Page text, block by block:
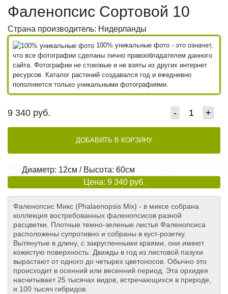
Фаленопсис Сортовой 10
Страна производитель: Нидерланды
100% уникальные фото - это означет,
что все фотографии сделаны лично правообладателем данного
сайта. Фотографии не стоковые и не взяты из других интернет
ресурсов. Каталог растений создавался год и ежедневно
пополняется только уникальными фотографиями.
9 340 руб. - +
ДОБАВИТЬ В КОРЗИНУ
Диаметр: 12см / Высота: 60см
Цена: 9 340 руб.
Фаленопсис Микс (Phalaenopsis Mix) - в миксе собрана
коллекция востребованных фаленопсисов разной
расцветки. Плотные темно-зеленые листья Фаленопсиса
расположены супротивно и собраны в куст-розетку.
Вытянутые в длину, с закругленными краями, они имеют
кожистую поверхность. Дважды в год из листовой пазухи
вырастают от одного до четырех цветоносов. Обычно это
происходит в осенний или весенний период. Эта орхидея
насчитывает 25 тысячах видов, встречающихся в природе,
и 100 тысяч гибридов.